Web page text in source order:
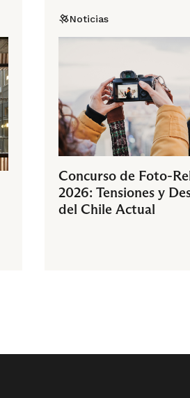
Noticias
Concurso de Foto-
2026: Tensiones y
del Chile Actual